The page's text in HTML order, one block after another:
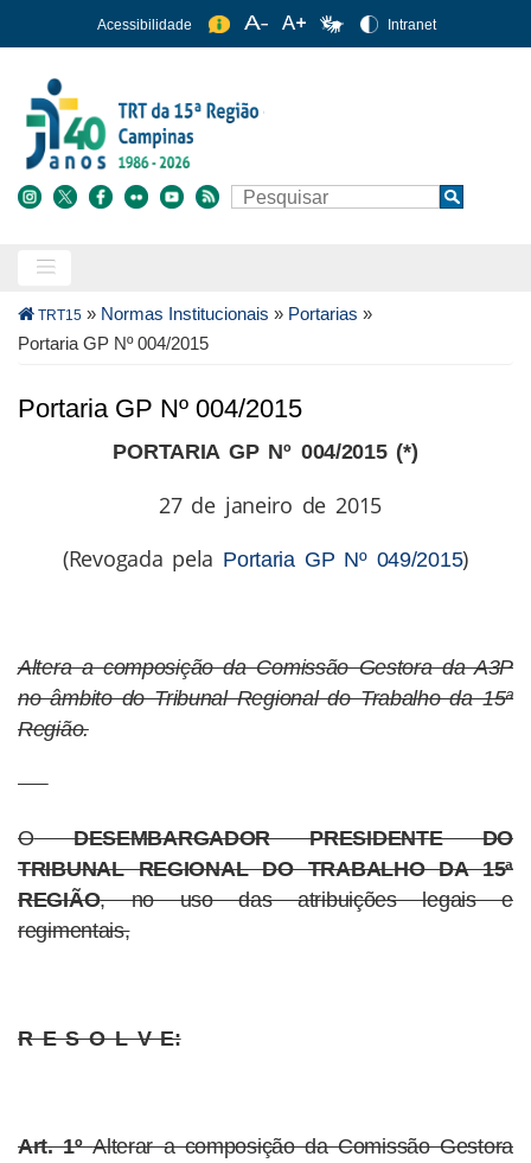
para
conteúdo
principal
Acessibilidade Intranet
Buscar Search
Trilha
de
TRT15 » Normas Institucionais » Portarias »
Portaria GP Nº 004/2015
Portaria GP Nº 004/2015
PORTARIA GP Nº 004/2015 (*)
27 de janeiro de 2015
(Revogada pela Portaria GP Nº 049/2015)
Altera a composição da Comissão Gestora da A3P
no âmbito do Tribunal Regional do Trabalho da 15ª
Região.
ODESEMBARGADOR PRESIDENTE DO
TRIBUNAL REGIONAL DO TRABALHO DA 15ª
REGIÃO, no uso das atribuições legais e
regimentais,
R E S O L V E:
Art. 1ºAlterar a composição da Comissão Gestora